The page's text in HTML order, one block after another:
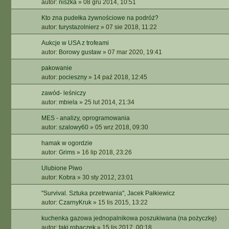
autor: niszka » 08 gru 2014, 10:51
Kto zna pudełka żywnościowe na podróż?
autor: turystazolnierz » 07 sie 2018, 11:22
Aukcje w USA z trofeami
autor: Borowy gustaw » 07 mar 2020, 19:41
pakowanie
autor: pocieszny » 14 paź 2018, 12:45
zawód- leśniczy
autor: mbiela » 25 lut 2014, 21:34
MES - analizy, oprogramowania
autor: szalowy60 » 05 wrz 2018, 09:30
hamak w ogordzie
autor: Grims » 16 lip 2018, 23:26
Ulubione Piwo
autor: Kobra » 30 sty 2012, 23:01
"Survival. Sztuka przetrwania", Jacek Pałkiewicz
autor: CzarnyKruk » 15 lis 2015, 13:22
kuchenka gazowa jednopalnikowa poszukiwana (na pożyczkę)
autor: taki robaczek » 15 lis 2017, 00:18